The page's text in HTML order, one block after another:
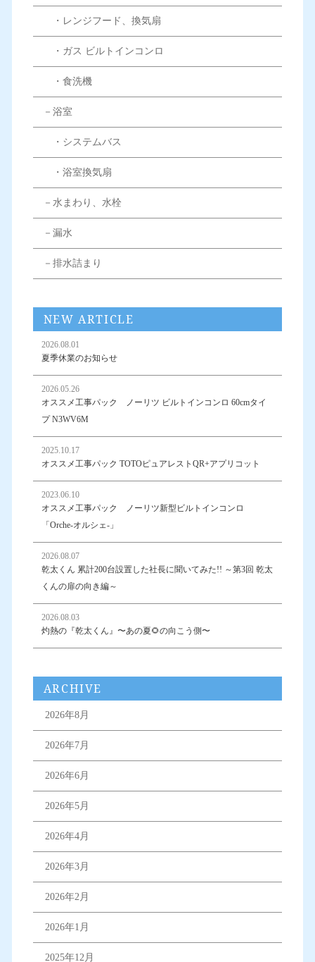
・レンジフード、換気扇
・ガス ビルトインコンロ
・食洗機
－浴室
・システムバス
・浴室換気扇
－水まわり、水栓
－漏水
－排水詰まり
NEW ARTICLE
2026.08.01
夏季休業のお知らせ
2026.05.26
オススメ工事パック ノーリツ ビルトインコンロ 60cmタイ
プ N3WV6M
2025.10.17
オススメ工事パック TOTOピュアレストQR+アプリコット
2023.06.10
オススメ工事パック ノーリツ新型ビルトインコンロ
「Orche-オルシェ-」
2026.08.07
乾太くん 累計200台設置した社長に聞いてみた!! ～第3回 乾太
くんの扉の向き編～
2026.08.03
灼熱の『乾太くん』〜あの夏🌻の向こう側〜
ARCHIVE
2026年8月
2026年7月
2026年6月
2026年5月
2026年4月
2026年3月
2026年2月
2026年1月
2025年12月